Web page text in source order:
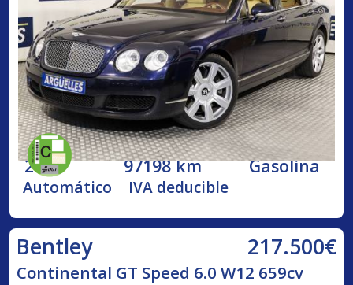
2005 97198 km Gasolina
Automático IVA deducible
Bentley 217.500€
Continental GT Speed 6.0 W12 659cv